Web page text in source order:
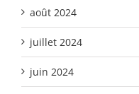
août 2024
juillet 2024
juin 2024